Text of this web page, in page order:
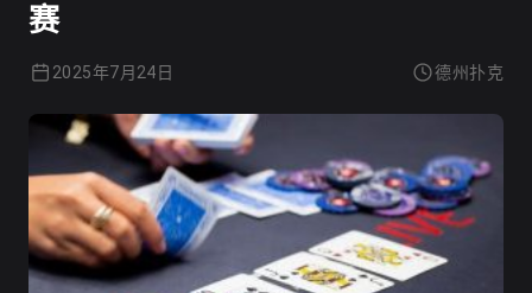
赛
2025年7月24日 德州扑克